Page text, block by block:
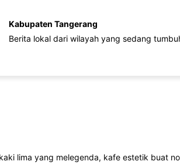
Kabupaten Tangerang
Berita lokal dari wilayah yang sedang
lima yang melegenda, kafe estetik buat